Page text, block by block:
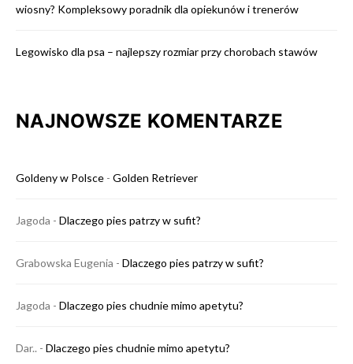
wiosny? Kompleksowy poradnik dla opiekunów i trenerów
Legowisko dla psa – najlepszy rozmiar przy chorobach stawów
NAJNOWSZE KOMENTARZE
Goldeny w Polsce - Golden Retriever
Jagoda - Dlaczego pies patrzy w sufit?
Grabowska Eugenia - Dlaczego pies patrzy w sufit?
Jagoda - Dlaczego pies chudnie mimo apetytu?
Dar.. - Dlaczego pies chudnie mimo apetytu?